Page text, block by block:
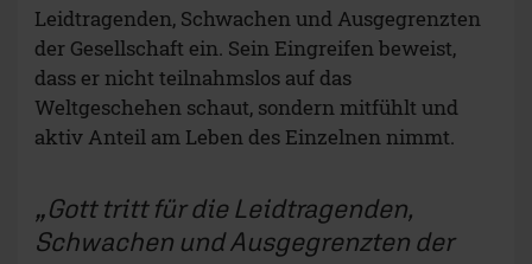
Leidtragenden, Schwachen und Ausgegrenzten
der Gesellschaft ein. Sein Eingreifen beweist,
dass er nicht teilnahmslos auf das
Weltgeschehen schaut, sondern mitfühlt und
aktiv Anteil am Leben des Einzelnen nimmt.
Gott tritt für die Leidtragenden,
Schwachen und Ausgegrenzten der